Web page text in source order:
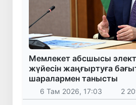
Мемлекет абсшысы
жүйесін жаңғыртуға
шаралармен танысты
6 Там 2026, 17:03 2